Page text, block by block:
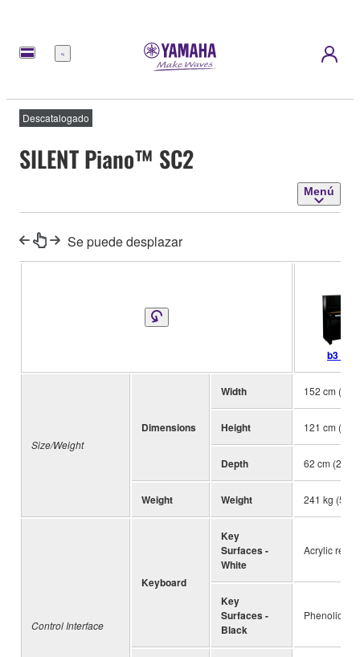
Menú
Descatalogado
SILENT Piano™ SC2
Menú
Se puede desplazar
b3 SC2
Size/Weight
Dimensions
Width 152 cm (59
Height 121 cm (47
Depth 62 cm (24 1/
Weight Weight 241 kg (541
Control Interface
Keyboard
Key
Surfaces -
White
Acrylic resin
Key
Surfaces -
Black
Phenolic